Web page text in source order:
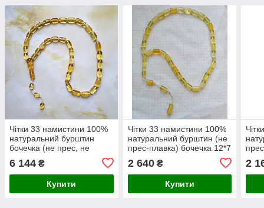
Чітки 33 намистини 100%
натуральний бурштин
бочечка (не прес, не
плавка) 8-17 мм вага 32 г
6 144 ₴
Купити
Чітки 33 намистини 100%
натуральний бурштин (не
прес-плавка) бочечка 12*7
2 640₴
Купити
2